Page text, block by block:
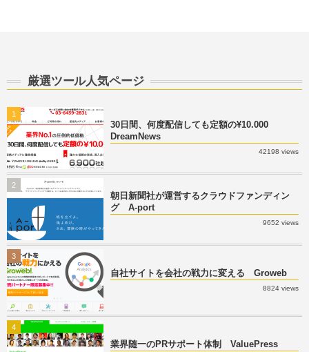
厳選ツール人気ページ
30日間、何度配信しても定額の¥10.000
DreamNews
42198 views
1
朝日新聞社が運営するクラウドファンディン
グ A-port
9652 views
2
自社サイトを会社の戦力に変える Groweb
8824 views
3
業界随一のPRサポート体制 ValuePress
4